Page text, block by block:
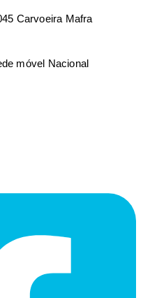
Carvoeira Mafra
móvel Nacional